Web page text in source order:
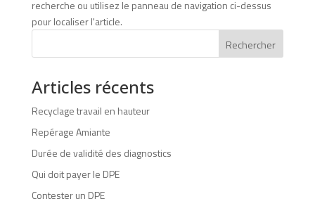
recherche ou utilisez le panneau de navigation ci-dessus
pour localiser l'article.
Rechercher
Articles récents
Recyclage travail en hauteur
Repérage Amiante
Durée de validité des diagnostics
Qui doit payer le DPE
Contester un DPE